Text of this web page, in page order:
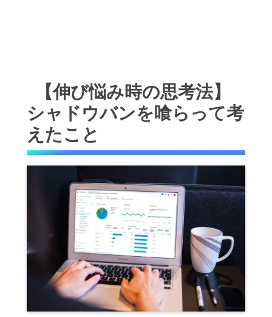
【伸び悩み時の思考法】
シャドウバンを喰らって考
えたこと